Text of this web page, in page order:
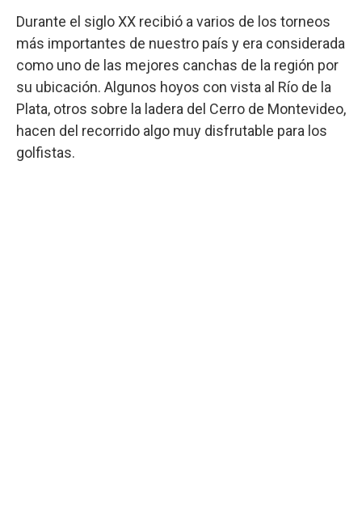
Durante el siglo XX recibió a varios de los torneos
más importantes de nuestro país y era considerada
como uno de las mejores canchas de la región por
su ubicación. Algunos hoyos con vista al Río de la
Plata, otros sobre la ladera del Cerro de Montevideo,
hacen del recorrido algo muy disfrutable para los
golfistas.